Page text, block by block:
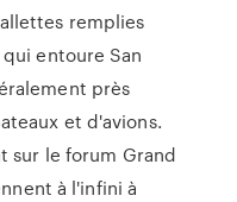
remplies
entoure San
près
et d'avions.
sur le forum Grand
à l'infini à